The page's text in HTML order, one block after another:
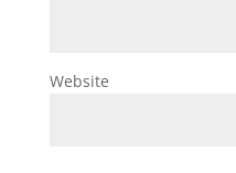
Website